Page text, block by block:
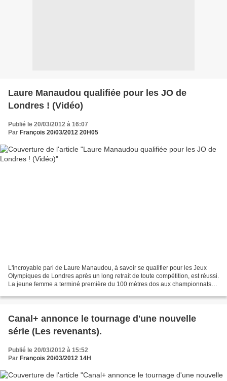
Laure Manaudou qualifiée pour les JO de
Londres ! (Vidéo)
Publié le 20/03/2012 à 16:07
Par François 20/03/2012 20H05
L'incroyable pari de Laure Manaudou, à savoir se qualifier pour les Jeux
Olympiques de Londres après un long retrait de toute compétition, est réussi.
La jeune femme a terminé première du 100 mètres dos aux championnats
Canal+ annonce le tournage d'une nouvelle
série (Les revenants).
Publié le 20/03/2012 à 15:52
Par François 20/03/2012 14H